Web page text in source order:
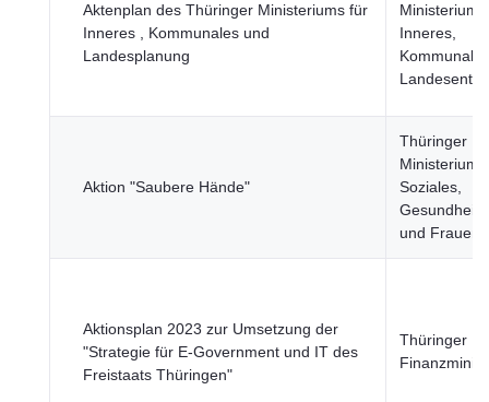
Aktenplan des Thüringer Ministeriums für
Inneres , Kommunales und
Landesplanung
Ministerium
Inneres,
Aktion "Saubere Hände"
Thüringer
Ministerium
Soziales,
Gesundheit,
und Frauen
Aktionsplan 2023 zur Umsetzung der
"Strategie für E-Government und IT des
Freistaats Thüringen"
Thüringer